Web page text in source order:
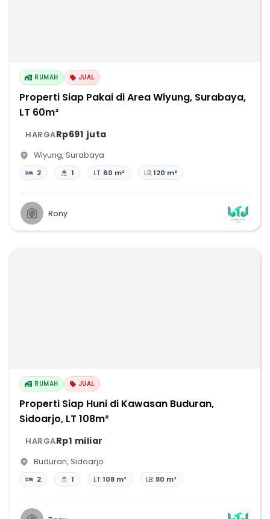
RUMAH JUAL
Properti Siap Pakai di Area Wiyung, Surabaya,
LT 60m²
HARGARp691 juta
Wiyung, Surabaya
2 1 LT: 60 m² LB:120 m²
Rony
RUMAH JUAL
Properti Siap Huni di Kawasan Buduran,
Sidoarjo, LT 108m²
HARGARp1 miliar
Buduran, Sidoarjo
2 1 LT:108 m² LB: 80 m²